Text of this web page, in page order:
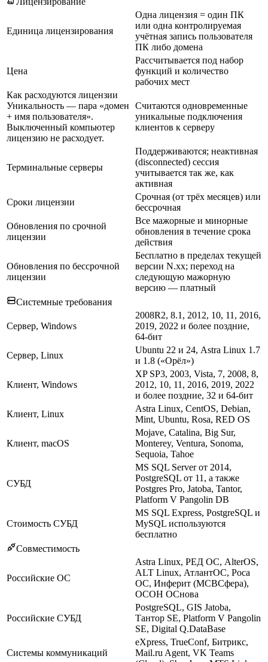
Единица лицензирования
Одна лицензия = один ПК
или одна контролируемая
учётная запись пользователя
ПК либо домена
Цена
Рассчитывается под набор
функций и количество
рабочих мест
Как расходуются лицензии
Уникальность — пара «домен
+ имя пользователя».
Выключенный компьютер
лицензию не расходует.
Считаются одновременные
уникальные подключения
клиентов к серверу
Терминальные серверы
Поддерживаются; неактивная
(disconnected) сессия
учитывается так же, как
активная
Сроки лицензии
Срочная (от трёх месяцев) или
бессрочная
Обновления по срочной
лицензии
Все мажорные и минорные
обновления в течение срока
действия
Обновления по бессрочной
лицензии
Бесплатно в пределах текущей
версии N.xx; переход на
следующую мажорную
версию — платный
Системные требования
Сервер, Windows
2008R2, 8.1, 2012, 10, 11, 2016,
2019, 2022 и более поздние,
64-бит
Сервер, Linux
Ubuntu 22 и 24, Astra Linux 1.7
и 1.8 («Орёл»)
Клиент, Windows
XP SP3, 2003, Vista, 7, 2008, 8,
2012, 10, 11, 2016, 2019, 2022
и более поздние, 32 и 64-бит
Клиент, Linux
Astra Linux, CentOS, Debian,
Mint, Ubuntu, Rosa, RED OS
Клиент, macOS
Mojave, Catalina, Big Sur,
Monterey, Ventura, Sonoma,
Sequoia, Tahoe
СУБД
MS SQL Server от 2014,
PostgreSQL от 11, а также
Postgres Pro, Jatoba, Tantor,
Platform V Pangolin DB
Стоимость СУБД
MS SQL Express, PostgreSQL и
MySQL используются
бесплатно
Совместимость
Российские ОС
Astra Linux, РЕД ОС, AlterOS,
ALT Linux, АтлантОС, Роса
ОС, Инферит (МСВСфера),
ОСОН ОСнова
Российские СУБД
PostgreSQL, GIS Jatoba,
Тантор SE, Platform V Pangolin
SE, Digital Q.DataBase
Системы коммуникаций
eXpress, TrueConf, Битрикс,
Mail.ru Agent, VK Teams